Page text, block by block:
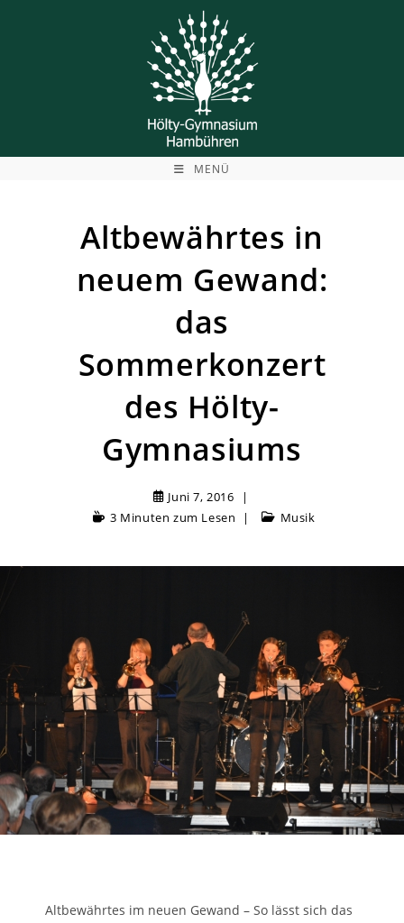
MENÜ
Altbewährtes in
neuem Gewand:
das
Sommerkonzert
des Hölty-
Gymnasiums
Juni 7, 2016
3 Minuten zum Lesen
Musik
Altbewährtes im neuen Gewand – So lässt sich das